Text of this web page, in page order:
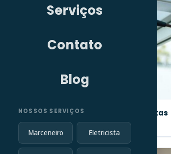
Serviços
Contato
Blog
NOSSOS SERVIÇOS
Marceneiro Eletricista
Manutenção de Portas